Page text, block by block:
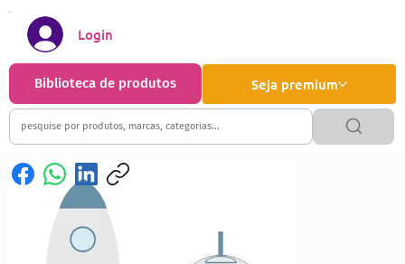
Seja premium
Biblioteca de produtos
Login